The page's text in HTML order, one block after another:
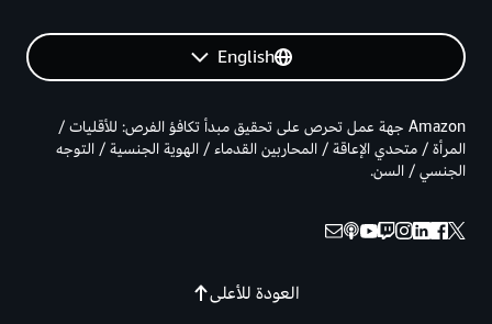
English
العودة للأعلى
Amazon جهة عمل تحرص على تحقيق مبدأ تكافؤ الفرص: للأقليات /
المرأة / متحدي الإعاقة / المحاربين القدماء / الهوية الجنسية / التوجه
الجنسي / السن.